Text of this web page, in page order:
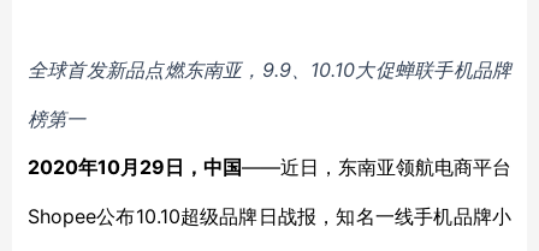
全球首发新品点燃东南亚， 9.9、10.10大促蝉联手机品牌
榜第一
2020年10月 29 日，中国——近日，东南亚领航电商平台
Shopee公布10.10超级品牌日战报，知名一线手机品牌小